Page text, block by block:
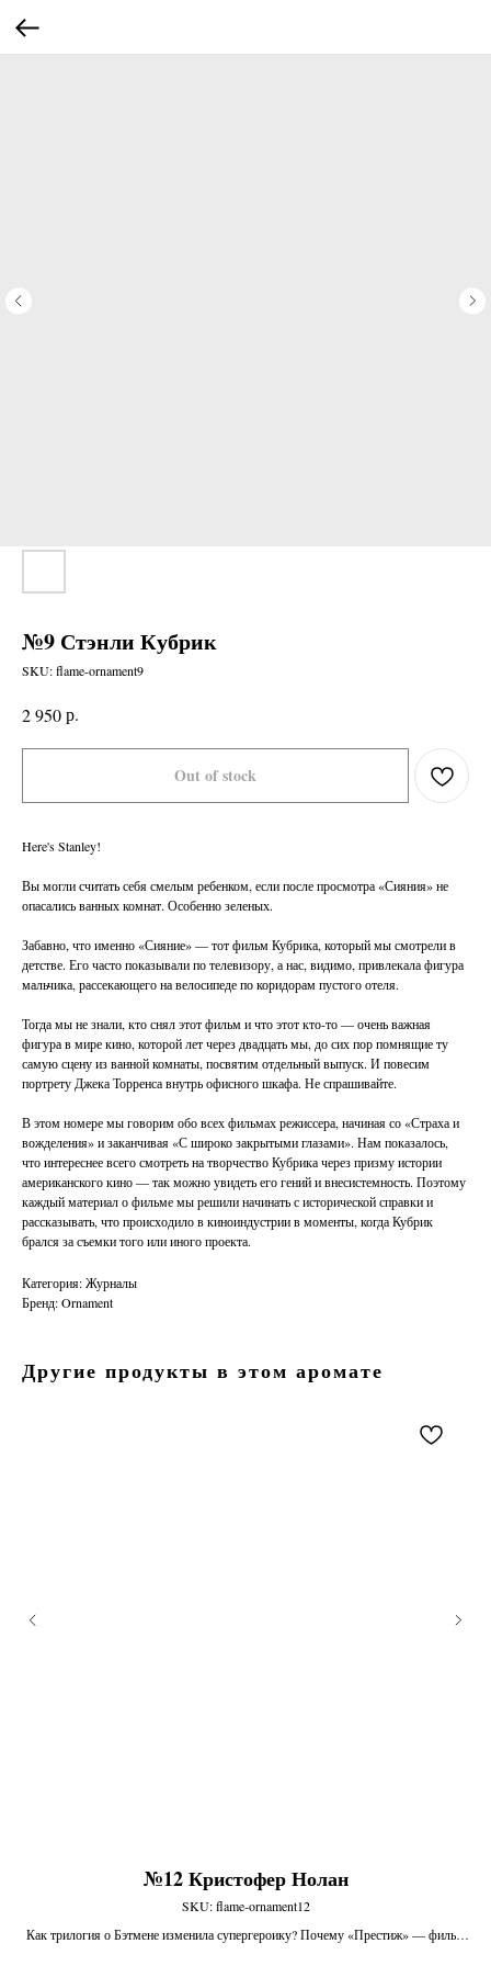
№9 Стэнли Кубрик
SKU:flame-ornament9
2 950р.
Out of stock
Here's Stanley!
Вы могли считать себя смелым ребенком, если после просмотра «Сияния» не
опасались ванных комнат. Особенно зеленых.
Забавно, что именно «Сияние» — тот фильм Кубрика, который мы смотрели в
детстве. Его часто показывали по телевизору, а нас, видимо, привлекала фигура
мальчика, рассекающего на велосипеде по коридорам пустого отеля.
Тогда мы не знали, кто снял этот фильм и что этот кто-то — очень важная
фигура в мире кино, которой лет через двадцать мы, до сих пор помнящие ту
самую сцену из ванной комнаты, посвятим отдельный выпуск. И повесим
портрету Джека Торренса внутрь офисного шкафа. Не спрашивайте.
В этом номере мы говорим обо всех фильмах режиссера, начиная со «Страха и
вожделения» и заканчивая «С широко закрытыми глазами». Нам показалось,
что интереснее всего смотреть на творчество Кубрика через призму истории
американского кино — так можно увидеть его гений и внесистемность. Поэтому
каждый материал о фильме мы решили начинать с исторической справки и
рассказывать, что происходило в киноиндустрии в моменты, когда Кубрик
брался за съемки того или иного проекта.
Категория: Журналы
Бренд: Ornament
Другие продукты в этом аромате
№12 Кристофер Нолан
SKU:flame-ornament12
Как трилогия о Бэтмене изменила супергероику? Почему «Престиж» — фильм